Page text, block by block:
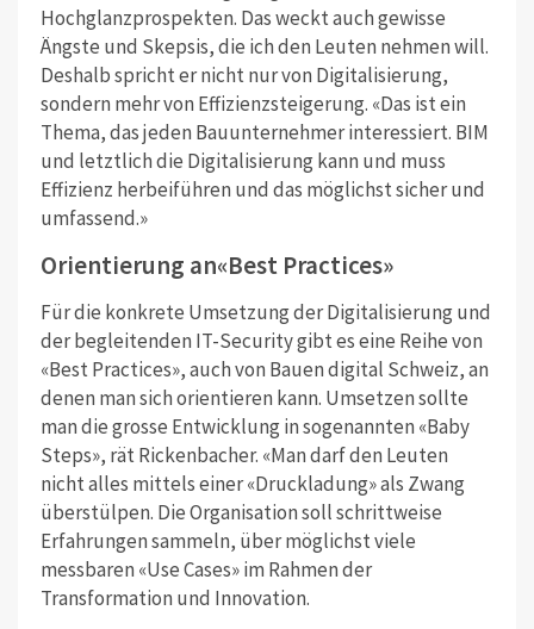
Hochglanzprospekten. Das weckt auch gewisse
Ängste und Skepsis, die ich den Leuten nehmen will.
Deshalb spricht er nicht nur von Digitalisierung,
sondern mehr von Effizienzsteigerung. «Das ist ein
Thema, das jeden Bauunternehmer interessiert. BIM
und letztlich die Digitalisierung kann und muss
Effizienz herbeiführen und das möglichst sicher und
umfassend.»
Orientierung an«Best Practices»
Für die konkrete Umsetzung der Digitalisierung und
der begleitenden IT-Security gibt es eine Reihe von
«Best Practices», auch von Bauen digital Schweiz, an
denen man sich orientieren kann. Umsetzen sollte
man die grosse Entwicklung in sogenannten «Baby
Steps», rät Rickenbacher. «Man darf den Leuten
nicht alles mittels einer «Druckladung» als Zwang
überstülpen. Die Organisation soll schrittweise
Erfahrungen sammeln, über möglichst viele
messbaren «Use Cases» im Rahmen der
Transformation und Innovation.